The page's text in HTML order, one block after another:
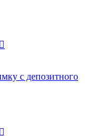
с депозитного